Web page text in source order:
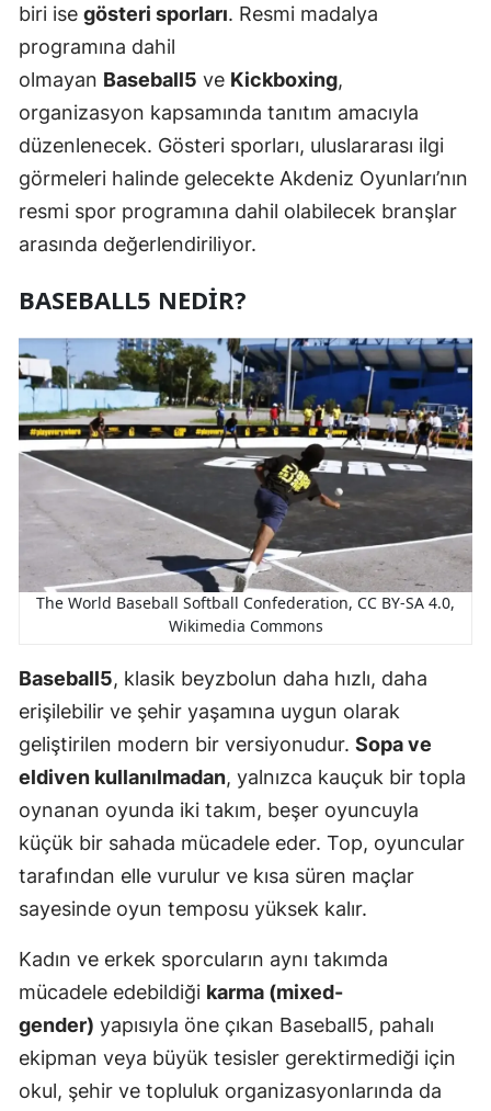
biri ise gösteri sporları. Resmi madalya
programına dahil
olmayan Baseball5 ve Kickboxing,
organizasyon kapsamında tanıtım amacıyla
düzenlenecek. Gösteri sporları, uluslararası ilgi
görmeleri halinde gelecekte Akdeniz Oyunları’nın
resmi spor programına dahil olabilecek branşlar
arasında değerlendiriliyor.
BASEBALL5 NEDIR?
The World Baseball Softball Confederation, CC BY-SA 4.0,
Wikimedia Commons
Baseball5, klasik beyzbolun daha hızlı, daha
erişilebilir ve şehir yaşamına uygun olarak
geliştirilen modern bir versiyonudur. Sopa ve
eldiven kullanılmadan, yalnızca kauçuk bir topla
oynanan oyunda iki takım, beşer oyuncuyla
küçük bir sahada mücadele eder. Top, oyuncular
tarafından elle vurulur ve kısa süren maçlar
sayesinde oyun temposu yüksek kalır.
Kadın ve erkek sporcuların aynı takımda
mücadele edebildiği karma (mixed-
gender) yapısıyla öne çıkan Baseball5, pahalı
ekipman veya büyük tesisler gerektirmediği için
okul, şehir ve topluluk organizasyonlarında da